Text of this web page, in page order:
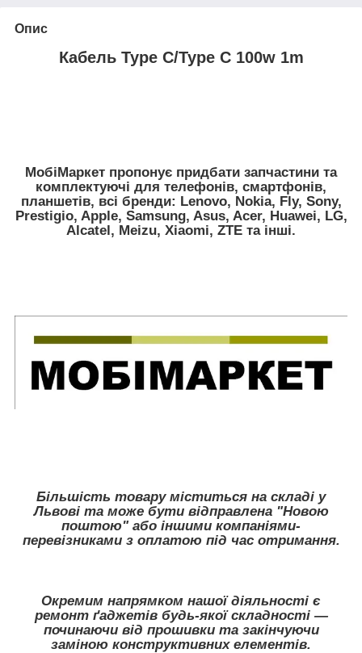
Опис
Кабель Type C/Type C 100w 1m
МобiМаркет пропонує придбати запчастини та
комплектуючі для телефонів, смартфонів,
планшетів, всі бренди: Lenovo, Nokia, Fly, Sony,
Prestigio, Apple, Samsung, Asus, Acer, Huawei, LG,
Alcatel, Meizu, Xiaomi, ZTE та інші.
Більшість товару міститься на складі у
Львові та може бути відправлена "Новою
поштою" або іншими компаніями-
перевізниками з оплатою під час отримання.
Окремим напрямком нашої діяльності є
ремонт ґаджетів будь-якої складності —
починаючи від прошивки та закінчуючи
заміною конструктивних елементів.